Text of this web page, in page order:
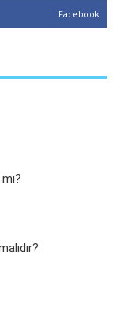
Facebook